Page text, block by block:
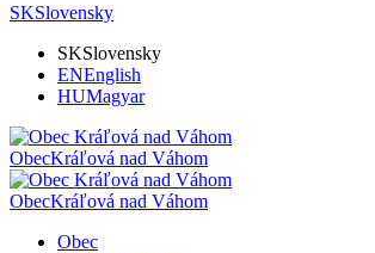
SKSlovensky
SKSlovensky
ENEnglish
HUMagyar
ObecKráľová nad Váhom
ObecKráľová nad Váhom
Obec